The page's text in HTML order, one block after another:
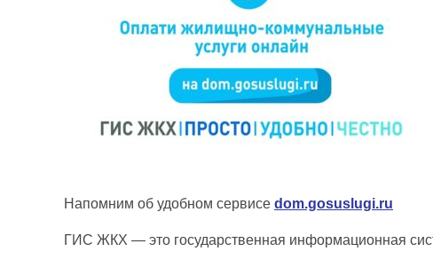
Напомним об удобном сервисе dom.gosuslugi.ru
ГИС ЖКХ — это государственная информационная